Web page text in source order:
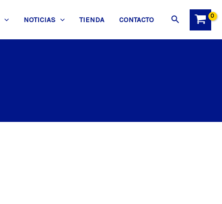
NOTICIAS TIENDA CONTACTO Buscar